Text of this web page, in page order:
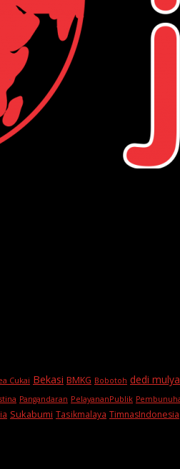
Cukai Bekasi BMKG Bobotoh dedi
Pangandaran PelayananPublik
Sukabumi Tasikmalaya TimnasIndonesia